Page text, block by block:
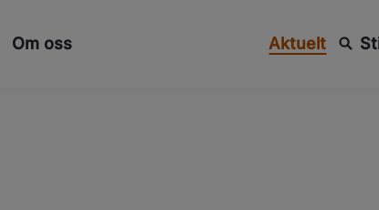
Om oss Aktuelt